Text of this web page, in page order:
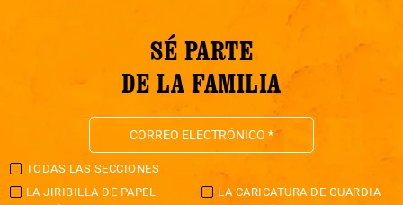
SÉ PARTE
DE LA FAMILIA
TODAS LAS SECCIONES
LA JIRIBILLA DE PAPEL
LA CARICATURA DE GUARDIA